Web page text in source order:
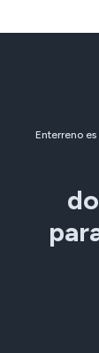
Enterreno